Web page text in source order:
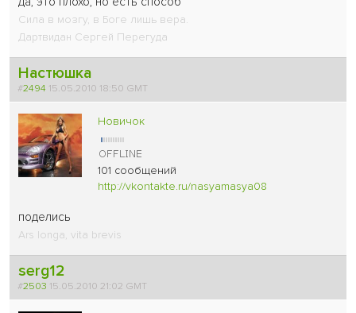
Сила в мозгу, в Боге лишь вера.
Дартвидан Сергей Перегуда
Настюшка
#2494 15.05.2010 18:50 GMT
Новичок
101 сообщений
http://vkontakte.ru/nasyamasya08
поделись
Ars longa, vita brevis
serg12
#2503 15.05.2010 21:02 GMT